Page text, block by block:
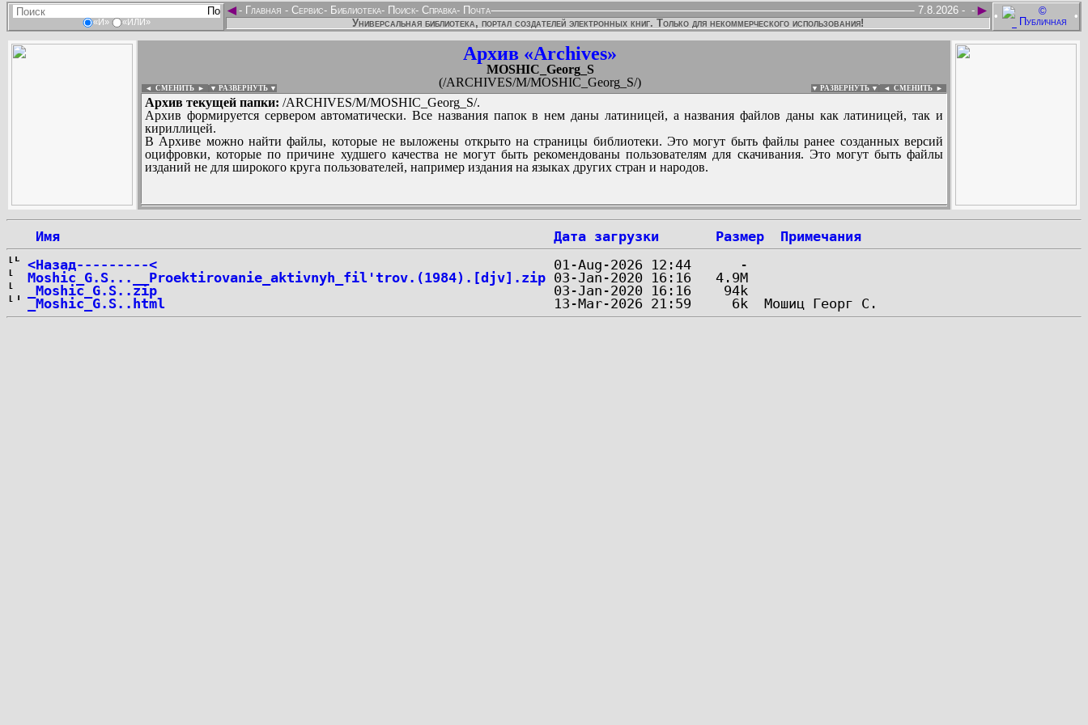
«И» «ИЛИ»
• •
◄ ►
- Главная - Сервис- Библиотека- Поиск- Справка- Почта -
7.8.2026 -
Универсальная библиотека, портал создателей электронных книг. Только для некоммерческого использования!
Архив «Archives»
MOSHIC_Georg_S
(/ARCHIVES/M/MOSHIC_Georg_S/)
◄ СМЕНИТЬ ► ▼ РАЗВЕРНУТЬ ▼ ▼ РАЗВЕРНУТЬ ▼ ◄ СМЕНИТЬ ►
Архив текущей папки: /ARCHIVES/M/MOSHIC_Georg_S/.
Архив формируется сервером автоматически. Все названия папок в нем даны латиницей, а названия файлов даны как латиницей, так и
кириллицей.
В Архиве можно найти файлы, которые не выложены открыто на страницы библиотеки. Это могут быть файлы ранее созданных версий
оцифровки, которые по причине худшего качества не могут быть рекомендованы пользователям для скачивания. Это могут быть файлы
изданий не для широкого круга пользователей, например издания на языках других стран и народов.
:
...
Имя Дата загрузки Размер
Примечания
<Назад---------<
Moshic_G.S...__Proektirovanie_aktivnyh_fil'trov.(1984).[djv].zip
_Moshic_G.S..zip
_Moshic_G.S..html